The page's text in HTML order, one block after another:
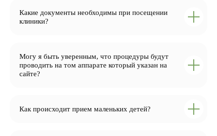
Какие документы необходимы при посещении
клиники?
Могу я быть уверенным, что процедуры будут
проводить на том аппарате который указан на
сайте?
Как происходит прием маленьких детей?